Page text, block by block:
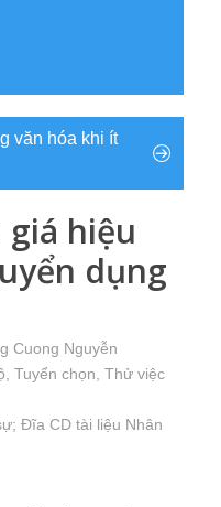
văn hóa khi ít
giá hiệu
dụng
Cuong Nguyễn
Tuyển chọn, Thử việc
; Đĩa CD tài liệu Nhân